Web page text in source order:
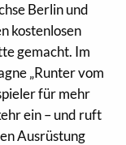
Berlin und
kostenlosen
gemacht. Im
„Runter vom
für mehr
ein – und ruft
Ausrüstung